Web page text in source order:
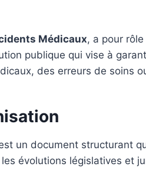
Médicaux, a pour
publique qui vise à
des erreurs de soins
est un document structurant
évolutions législatives et